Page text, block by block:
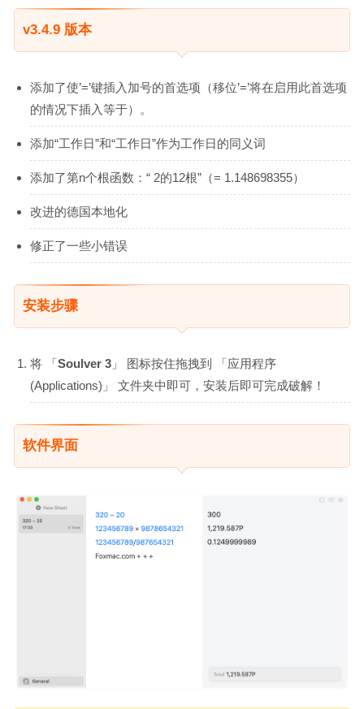
v3.4.9 版本
添加了使’=’键插入加号的首选项（移位’=’将在启用此首选项
的情况下插入等于）。
添加“工作日”和“工作日”作为工作日的同义词
添加了第n个根函数：“ 2的12根”（= 1.148698355）
改进的德国本地化
修正了一些小错误
安装步骤
将 「Soulver 3 」 图标按住拖拽到 「应用程序
(Applications)」 文件夹中即可，安装后即可完成破解！
软件界面